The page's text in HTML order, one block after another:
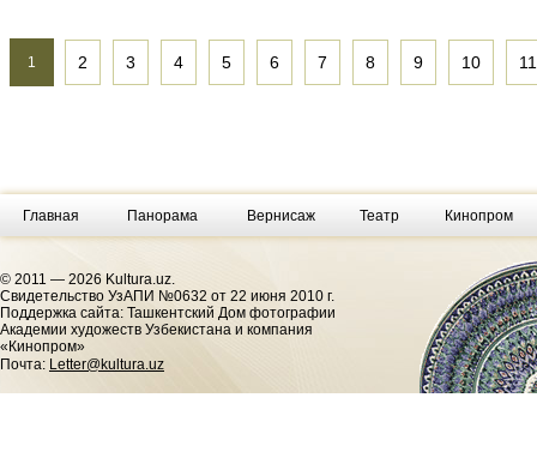
1 2 3 4 5 6 7 8 9 10 11
Главная Панорама Вернисаж Театр Кинопром
© 2011 — 2026 Kultura.uz.
Cвидетельство УзАПИ №0632 от 22 июня 2010 г.
Поддержка сайта: Ташкентский Дом фотографии
Академии художеств Узбекистана и компания
«Кинопром»
Почта: Letter@kultura.uz